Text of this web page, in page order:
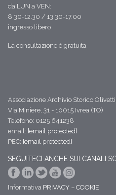
da LUN a VEN:
8.30-12.30 / 13.30-17.00
ingresso libero
La consultazione è gratuita
Associazione Archivio Storico Olivetti
Via Miniere, 31 - 10015 Ivrea (TO)
Telefono: 0125 641238
email: [email protected]
PEC: [email protected]
SEGUITECI ANCHE SUI CANALI
Informativa PRIVACY – COOKIE